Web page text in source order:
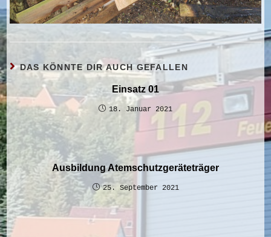
DAS KÖNNTE DIR AUCH GEFALLEN
Einsatz 01
18. Januar 2021
Ausbildung Atemschutzgeräteträger
25. September 2021